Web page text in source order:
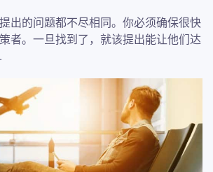
出的问题都不尽相同。你必须确保很快
者。一旦找到了，就该提出能让他们达